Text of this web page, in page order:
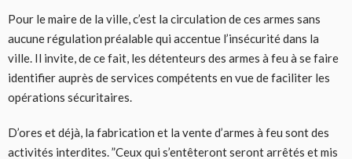
Pour le maire de la ville, c’est la circulation de ces armes sans
aucune régulation préalable qui accentue l’insécurité dans la
ville. Il invite, de ce fait, les détenteurs des armes à feu à se faire
identifier auprès de services compétents en vue de faciliter les
opérations sécuritaires.
D’ores et déjà, la fabrication et la vente d’armes à feu sont des
activités interdites. ”Ceux qui s’entêteront seront arrêtés et mis